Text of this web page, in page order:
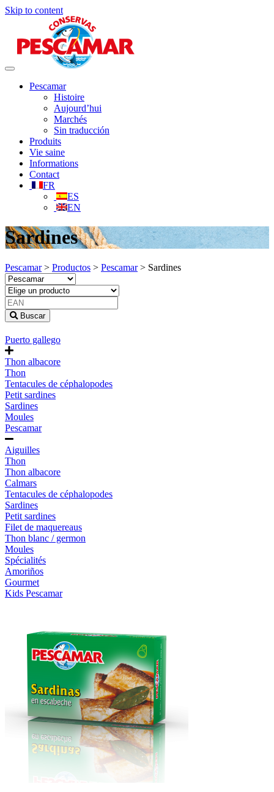
Skip to content
Toggle
navigationPescamar
Histoire
Aujourd’hui
Marchés
Sin traducción
Produits
Vie saine
Informations
Contact
FR
ES
EN
Sardines
Pescamar> Productos > Pescamar> Sardines
Buscar
Puerto gallego
Thon albacore
Thon
Tentacules de céphalopodes
Petit sardines
Sardines
Moules
Pescamar
Aiguilles
Thon
Thon albacore
Calmars
Tentacules de céphalopodes
Sardines
Petit sardines
Filet de maquereaus
Thon blanc / germon
Moules
Spécialités
Amoriños
Gourmet
Kids Pescamar